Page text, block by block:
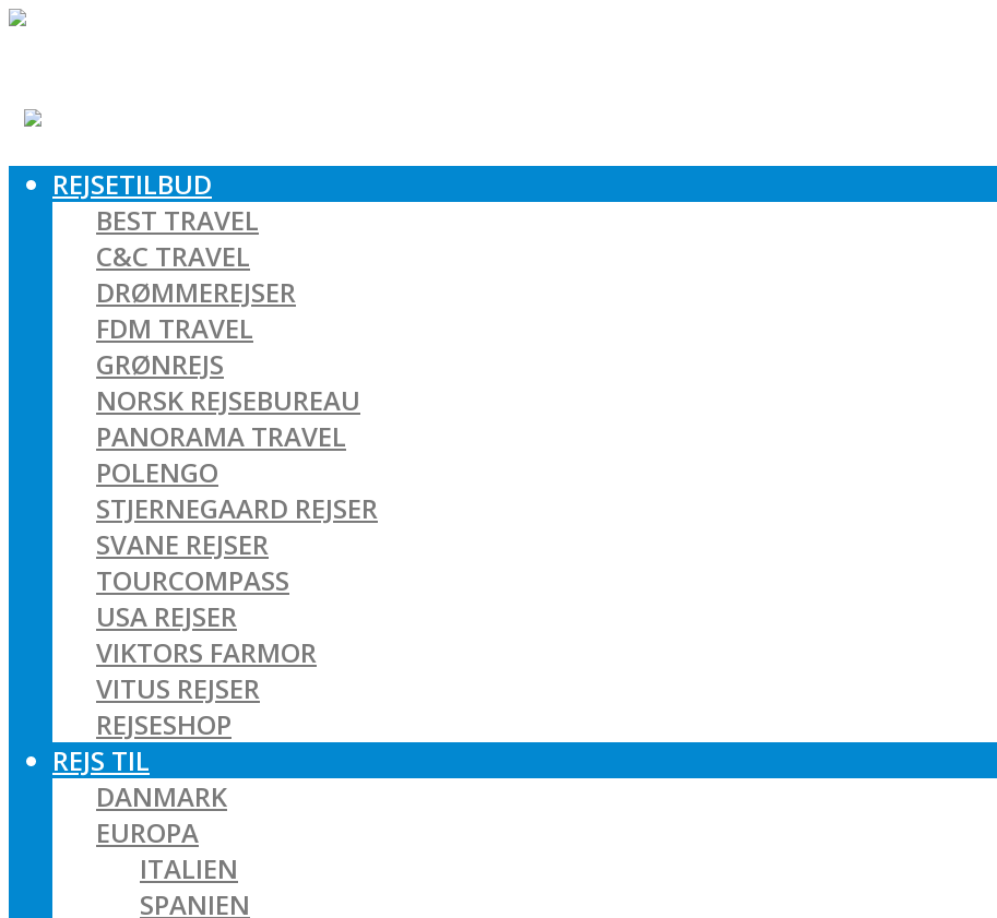
REJSETILBUD
BEST TRAVEL
C&C TRAVEL
DRØMMEREJSER
FDM TRAVEL
GRØNREJS
NORSK REJSEBUREAU
PANORAMA TRAVEL
POLENGO
STJERNEGAARD REJSER
SVANE REJSER
TOURCOMPASS
USA REJSER
VIKTORS FARMOR
VITUS REJSER
REJSESHOP
REJS TIL
DANMARK
EUROPA
ITALIEN
SPANIEN